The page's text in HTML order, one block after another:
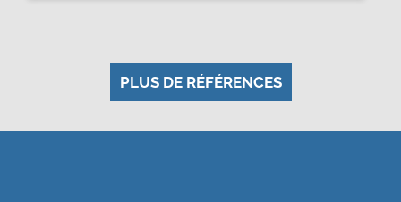
PLUS DE RÉFÉRENCES